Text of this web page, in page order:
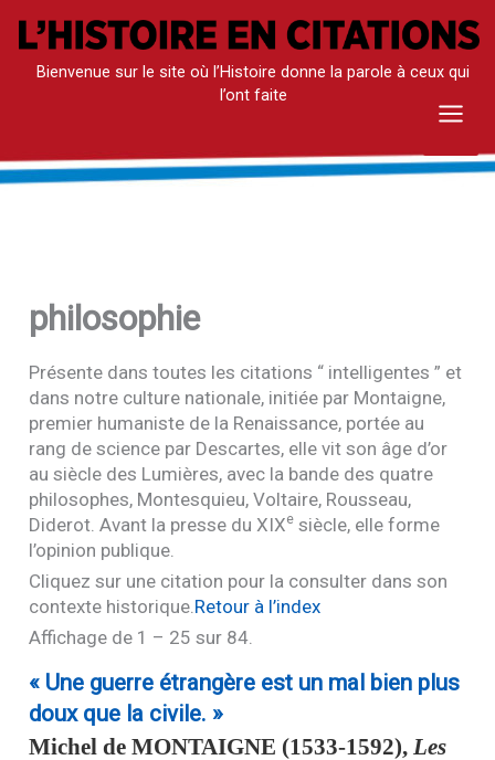
Aller
contenuBienvenue sur le site où l’Histoire donne la parole à ceux qui
l’ont faite
Main
philosophie
Présente dans toutes les citations “ intelligentes ” et
dans notre culture nationale, initiée par Montaigne,
premier humaniste de la Renaissance, portée au
rang de science par Descartes, elle vit son âge d’or
au siècle des Lumières, avec la bande des quatre
philosophes, Montesquieu, Voltaire, Rousseau,
Diderot. Avant la presse du XIXe siècle, elle forme
l’opinion publique.
Cliquez sur une citation pour la consulter dans son
contexte historique. Retour à l’index
Affichage de 1 – 25 sur 84.
« Une guerre étrangère est un mal bien plus
doux que la civile. »
Michel deMONTAIGNE (1533-1592), Les